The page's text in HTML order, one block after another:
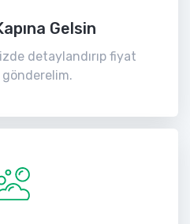
Gelsin
detaylandırıp fiyat